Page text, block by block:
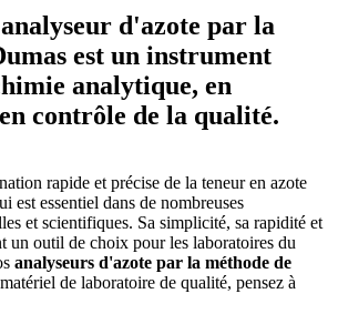
d'azote par la
est un instrument
analytique, en
contrôle de la qualité.
rapide et précise de la teneur en azote
est essentiel dans de nombreuses
et scientifiques. Sa simplicité, sa rapidité et
un outil de choix pour les laboratoires du
analyseurs d'azote par la méthode de
de laboratoire de qualité, pensez à